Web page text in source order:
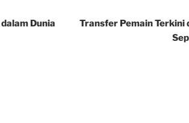
Dunia
Transfer Pemain Terkini